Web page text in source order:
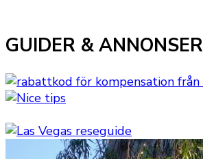
GUIDER & ANNONSER